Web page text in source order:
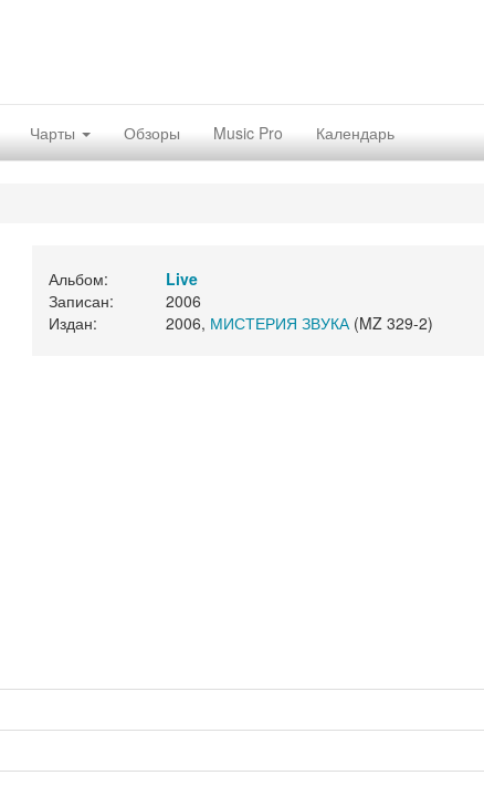
Чарты Обзоры Music Pro Календарь
Альбом:
Live
Записан:
2006
Издан:
2006, МИСТЕРИЯ ЗВУКА(MZ 329-2)